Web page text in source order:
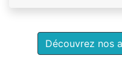
Découvrez nos